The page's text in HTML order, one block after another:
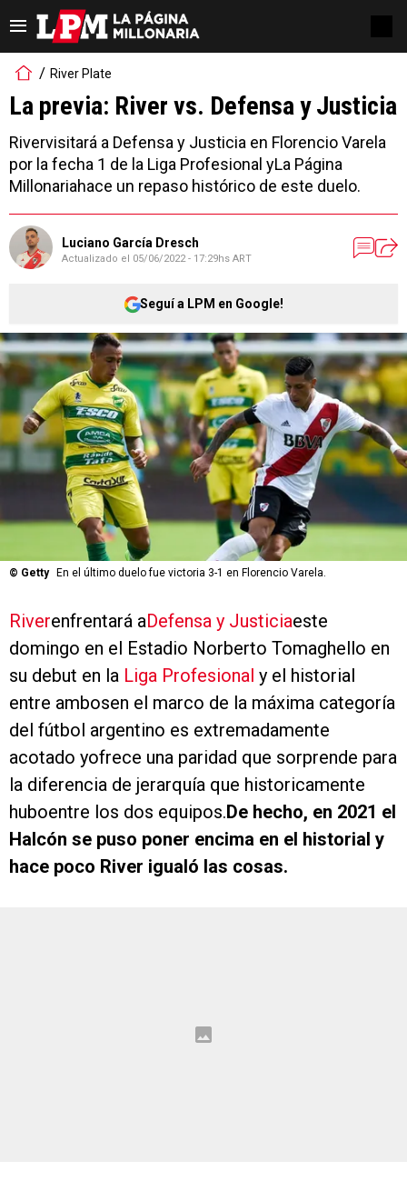
River Plate
La previa: River vs. Defensa y Justicia
Rivervisitará a Defensa y Justicia en Florencio Varela
por la fecha 1 de la Liga Profesional yLa Página
Millonariahace un repaso histórico de este duelo.
Luciano García Dresch
Actualizado el 05/06/2022 - 17:29hs ART
Seguí a LPM en Google!
© Getty En el último duelo fue victoria 3-1 en Florencio Varela.
Riverenfrentará aDefensa y Justiciaeste
domingo en el Estadio Norberto Tomaghello en
su debut en la Liga Profesional y el historial
entre ambosen el marco de la máxima categoría
del fútbol argentino es extremadamente
acotado yofrece una paridad que sorprende para
la diferencia de jerarquía que historicamente
huboentre los dos equipos.De hecho, en 2021 el
Halcón se puso poner encima en el historial y
hace poco River igualó las cosas.